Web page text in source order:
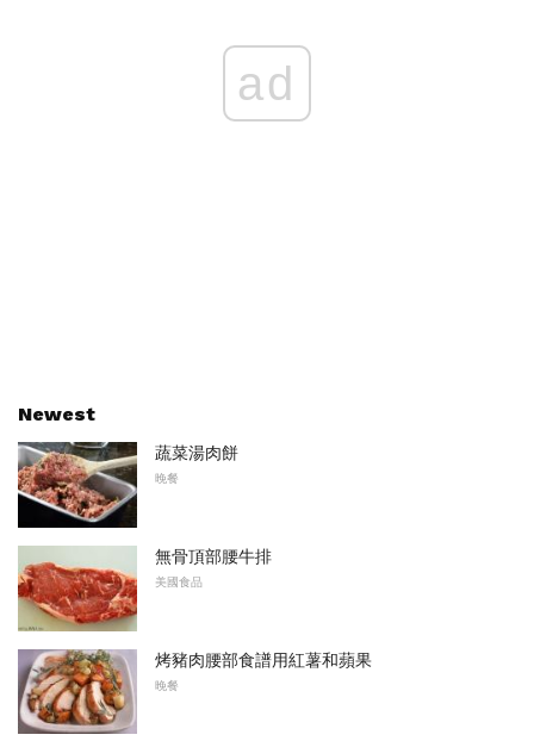
ad
Newest
蔬菜湯肉餅
晚餐
無骨頂部腰牛排
美國食品
烤豬肉腰部食譜用紅薯和蘋果
晚餐